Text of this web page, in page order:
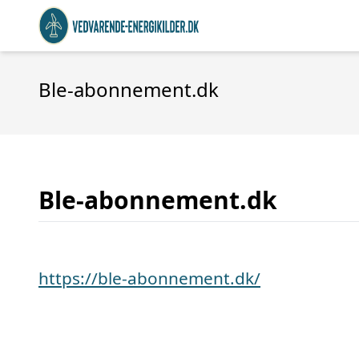
Ble-abonnement.dk
Ble-abonnement.dk
https://ble-abonnement.dk/